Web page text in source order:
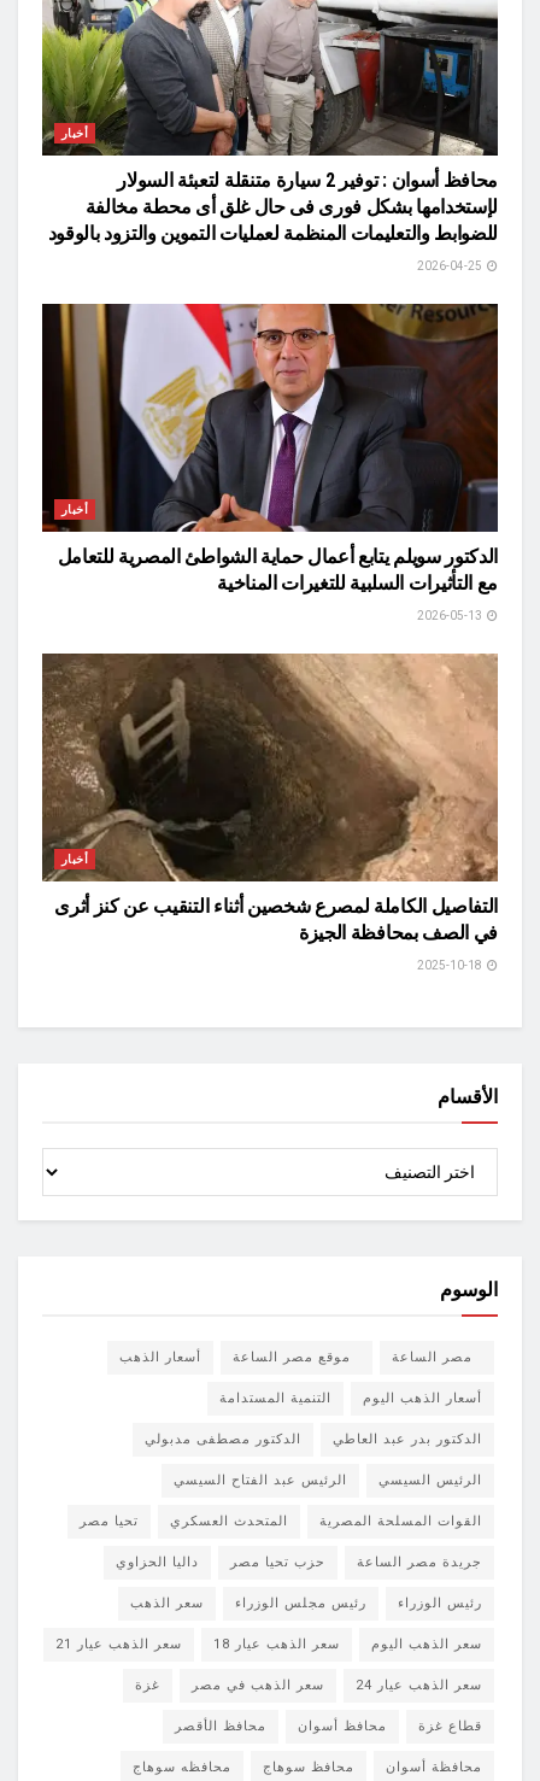
أخبار
محافظ أسوان : توفير 2 سيارة متنقلة لتعبئة السولار
لإستخدامها بشكل فورى فى حال غلق أى محطة مخالفة
للضوابط والتعليمات المنظمة لعمليات التموين والتزود بالوقود
أخبار
الدكتور سويلم يتابع أعمال حماية الشواطئ المصرية للتعامل
مع التأثيرات السلبية للتغيرات المناخية
أخبار
التفاصيل الكاملة لمصرع شخصين أثناء التنقيب عن كنز أثرى
في الصف بمحافظة الجيزة
الأقسام
الوسوم
مصر الساعة موقع مصر الساعة أسعار الذهب
أسعار الذهب اليوم التنمية المستدامة
الدكتور بدر عبد العاطي الدكتور مصطفى مدبولي
الرئيس السيسي الرئيس عبد الفتاح السيسي
القوات المسلحة المصرية المتحدث العسكري تحيا مصر
جريدة مصر الساعة حزب تحيا مصر داليا الحزاوي
رئيس الوزراء رئيس مجلس الوزراء سعر الذهب
سعر الذهب اليوم سعر الذهب عيار 18 سعر الذهب عيار 21
سعر الذهب عيار 24 سعر الذهب في مصر غزة
قطاع غزة محافظ أسوان محافظ الأقصر
محافظة أسوان محافظ سوهاج محافظه سوهاج